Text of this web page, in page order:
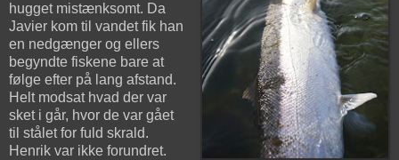
hugget mistænksomt. Da
Javier kom til vandet fik han
en nedgænger og ellers
begyndte fiskene bare at
følge efter på lang afstand.
Helt modsat hvad der var
sket i går, hvor de var gået
til stålet for fuld skrald.
Henrik var ikke forundret.